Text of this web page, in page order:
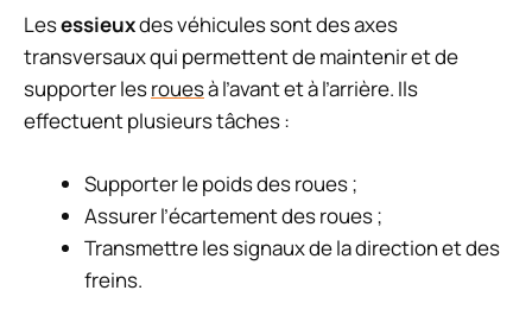
Lesessieuxdes véhicules sont des axes
transversaux qui permettent de maintenir et de
supporter lesrouesà l’avant et à l’arrière. Ils
effectuent plusieurs tâches :
Supporter le poids des roues ;
Assurer l’écartement des roues ;
Transmettre les signaux de la direction et des
freins.